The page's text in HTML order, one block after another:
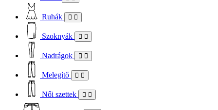
Ruhák
Szoknyák
Nadrágok
Melegítő
Női szettek